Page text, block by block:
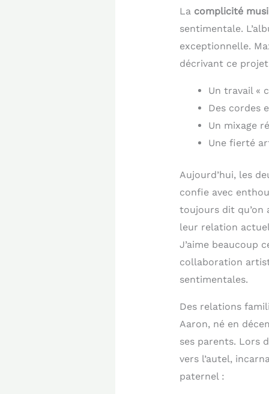
La complicité
sentimentale.
exceptionnelle.
décrivant ce
Un travail «
Des cordes
Un mixage
Une fierté
Aujourd’hui, les
confie avec
toujours dit qu’on
leur relation
J’aime beaucoup
collaboration
sentimentales.
Des relations
Aaron, né en
ses parents. Lors
vers l’autel,
paternel :